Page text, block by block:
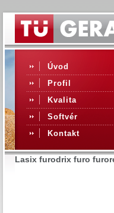
Úvod
Profil
Kvalita
Softvér
Kontakt
Lasix furodrix furo